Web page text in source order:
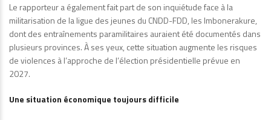
Le rapporteur a également fait part de son inquiétude face à la
militarisation de la ligue des jeunes du CNDD-FDD, les Imbonerakure,
dont des entraînements paramilitaires auraient été documentés dans
plusieurs provinces. À ses yeux, cette situation augmente les risques
de violences à l’approche de l’élection présidentielle prévue en
2027.
Une situation économique toujours difficile